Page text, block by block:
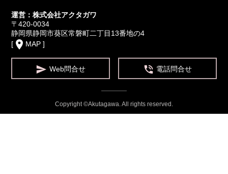
運営：株式会社アクタガワ
〒420-0034
静岡県静岡市葵区常磐町二丁目13番地の4
[ place MAP ]
 Web問合せ  電話問合せ
Copyright ©Akutagawa. All rights reserved.